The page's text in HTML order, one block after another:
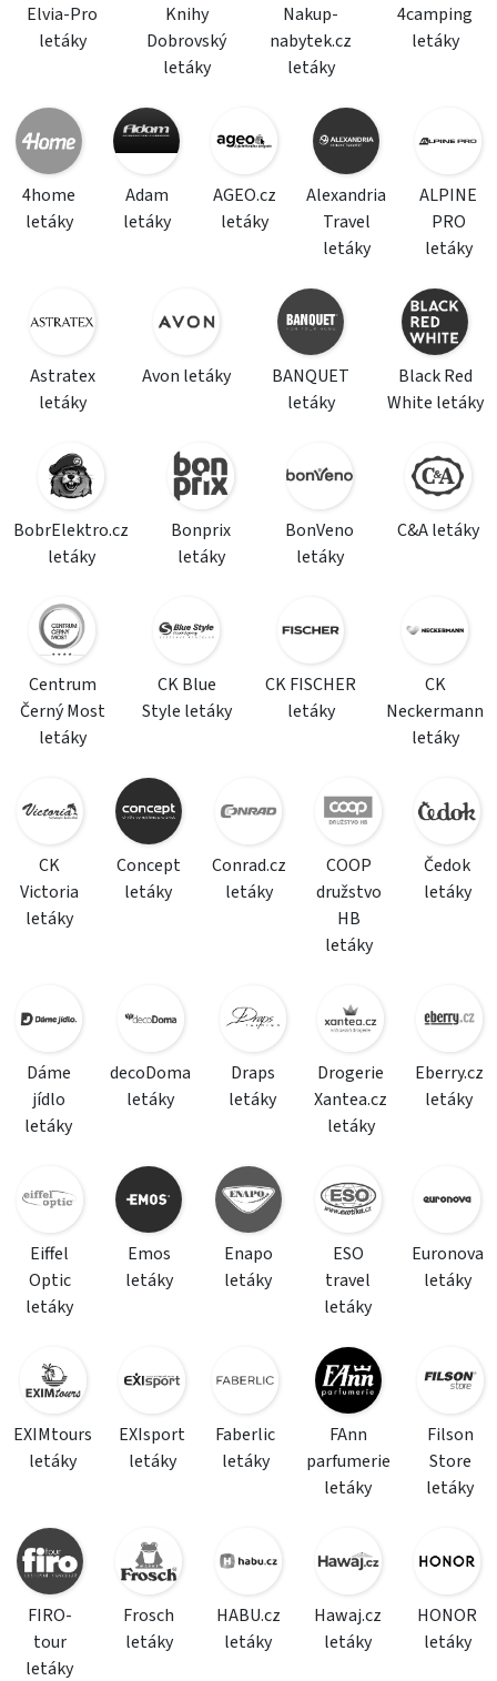
Elvia-Pro
letáky
Knihy
Dobrovský
letáky
Nakup-
nabytek.cz
letáky
4camping
letáky
4home
letáky
Adam
letáky
AGEO.cz
letáky
Alexandria
Travel
letáky
ALPINE
PRO
letáky
Astratex
letáky
Avon letáky
BANQUET
letáky
Black Red
White letáky
BobrElektro.cz
letáky
Bonprix
letáky
BonVeno
letáky
C&A letáky
Centrum
Černý Most
letáky
CK Blue
Style letáky
CK FISCHER
letáky
CK
Neckermann
letáky
CK
Victoria
letáky
Concept
letáky
Conrad.cz
letáky
COOP
družstvo
HB
letáky
Čedok
letáky
Dáme
jídlo
letáky
decoDoma
letáky
Draps
letáky
Drogerie
Xantea.cz
letáky
Eberry.cz
letáky
Eiffel
Optic
letáky
Emos
letáky
Enapo
letáky
ESO
travel
letáky
Euronova
letáky
EXIMtours
letáky
EXIsport
letáky
Faberlic
letáky
FAnn
parfumerie
letáky
Filson
Store
letáky
FIRO-
tour
letáky
Frosch
letáky
HABU.cz
letáky
Hawaj.cz
letáky
HONOR
letáky